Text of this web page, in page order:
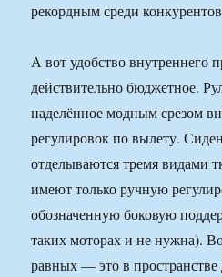
рекордным среди
А вот удобство внутреннего
действительно бюджетное.
наделённое модным срезом
регулировок по вылету.
отделываются тремя видами
имеют только ручную
обозначенную боковую
таких моторах и не нужна).
равных — это в пространстве